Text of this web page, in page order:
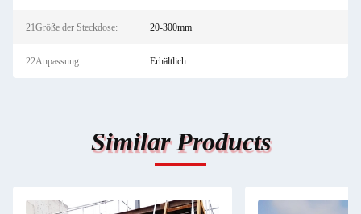
21Größe der Steckdose: 20-300mm
22Anpassung: Erhältlich.
Similar Products